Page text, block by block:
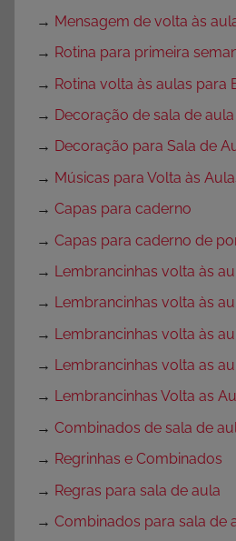
→ Mensagem de volta às
→ Rotina para primeira
→ Rotina volta às aulas para
→ Decoração de sala de aula
→ Decoração para Sala de
→ Músicas para Volta às
→ Capas para caderno
→ Capas para caderno de
→ Lembrancinhas volta às
→ Lembrancinhas volta às
→ Lembrancinhas volta às
→ Lembrancinhas volta as
→ Lembrancinhas Volta as
→ Combinados de sala de
→ Regrinhas e Combinados
→ Regras para sala de aula
→ Combinados para sala de